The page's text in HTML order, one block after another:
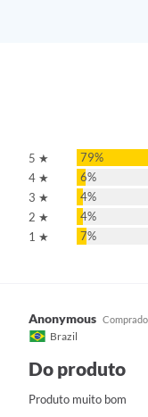
5 ★ 79%
4 ★
6%
3 ★
4%
2 ★
4%
1 ★
7%
Anonymous
Brazil
Do produto
Produto muito bom